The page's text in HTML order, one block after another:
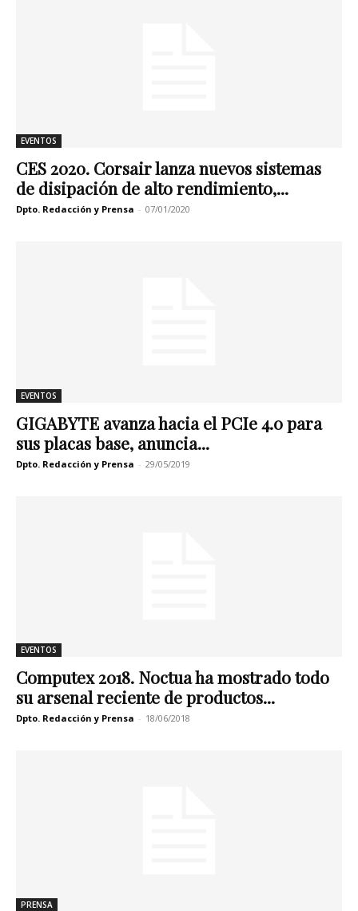
EVENTOS
CES 2020. Corsair lanza nuevos sistemas
de disipación de alto rendimiento,...
Dpto. Redacción y Prensa - 07/01/2020
EVENTOS
GIGABYTE avanza hacia el PCIe 4.0 para
sus placas base, anuncia...
Dpto. Redacción y Prensa - 29/05/2019
EVENTOS
Computex 2018. Noctua ha mostrado todo
su arsenal reciente de productos...
Dpto. Redacción y Prensa - 18/06/2018
PRENSA